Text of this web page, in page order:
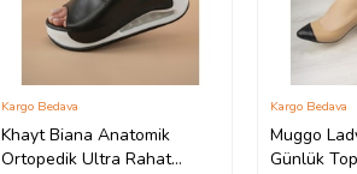
Khayt Biana Anatomik
Ortopedik Ultra Rahat
Kargo Bedava
Muggo
Günlük
Kargo Bedava